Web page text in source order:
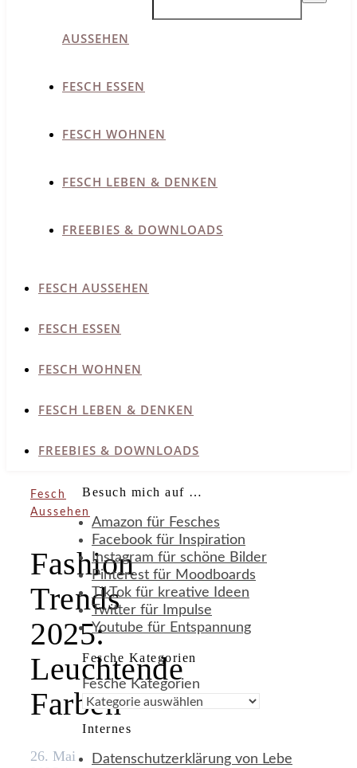
AUSSEHEN
FESCH ESSEN
FESCH WOHNEN
FESCH LEBEN & DENKEN
FREEBIES & DOWNLOADS
FESCH AUSSEHEN
FESCH ESSEN
FESCH WOHNEN
FESCH LEBEN & DENKEN
FREEBIES & DOWNLOADS
Fesch
Aussehen
Fashion
Trends
2025:
Leuchtende
Farben
26. Mai
Besuch mich auf …
Amazon für Fesches
Facebook für Inspiration
Instagram für schöne Bilder
Pinterest für Moodboards
TikTok für kreative Ideen
Twitter für Impulse
Youtube für Entspannung
Fesche Kategorien
Fesche Kategorien
Internes
Datenschutzerklärung von Lebe